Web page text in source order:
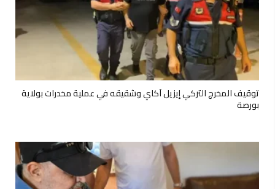
توقيف المخرج التركي إيزيل آكاي وشقيقه في عملية مخدرات بولاية
بورصة